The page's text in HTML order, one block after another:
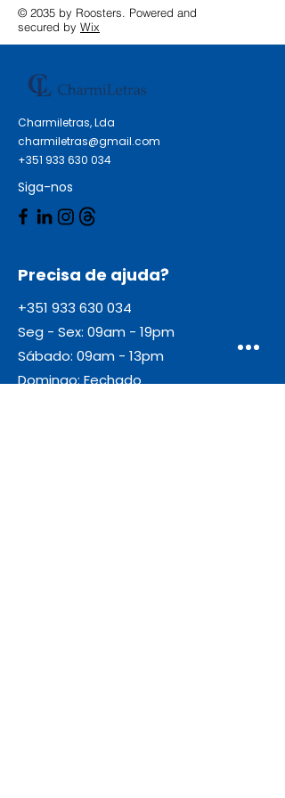
© 2035 by Roosters. Powered and
secured by Wix
Charmiletras, Lda
charmiletras@gmail.com
+351 933 630 034
Siga-nos
Precisa de ajuda?
+351 933 630 034
Seg - Sex: 09am - 19pm
Sábado: 09am - 13pm
Domingo: Fechado